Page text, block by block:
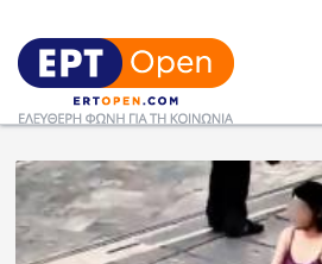
Ειδήσεις
Ελλάδα